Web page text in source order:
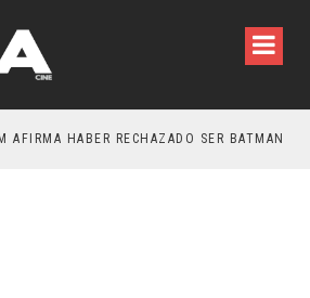
HABER RECHAZADO SER BATMAN